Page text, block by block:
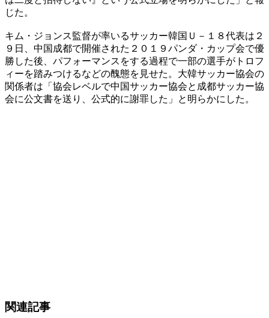
じた。
キム・ジョンス監督が率いるサッカー韓国Ｕ－１８代表は２
９日、中国成都で開催された２０１９パンダ・カップ会で優
勝した後、パフォーマンスをする過程で一部の選手がトロフ
ィーを踏みつけるなどの醜態を見せた。大韓サッカー協会の
関係者は「協会レベルで中国サッカー協会と成都サッカー協
会に公文書を送り、公式的に謝罪した」と明らかにした。
関連記事